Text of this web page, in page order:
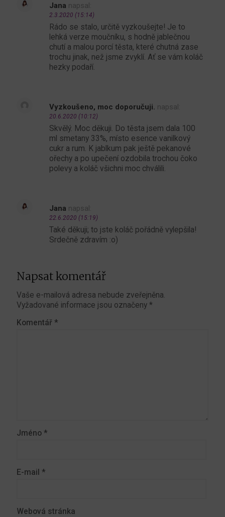
Jana napsal:
2.3.2020 (15:14)
Rádo se stalo, určitě vyzkoušejte! Je to
lehká verze moučníku, s hodně jablečnou
chutí a malou porcí těsta, které chutná zase
trochu jinak, než jsme zvyklí. Ať se vám koláč
hezky podaří.
Vyzkoušeno, moc doporučuji. napsal:
20.6.2020 (10:12)
Skvělý. Moc děkuji. Do těsta jsem dala 100
ml smetany 33%, místo esence vanilkový
cukr a rum. K jablkum pak ještě pekanové
ořechy a po upečení ozdobila trochou čoko
polevy a koláč všichni moc chválili.
Jana napsal:
22.6.2020 (15:19)
Také děkuji; to jste koláč pořádně vylepšila!
Srdečně zdravím :o)
Napsat komentář
Vaše e-mailová adresa nebude zveřejněna.
Vyžadované informace jsou označeny *
Komentář *
Jméno *
E-mail *
Webová stránka